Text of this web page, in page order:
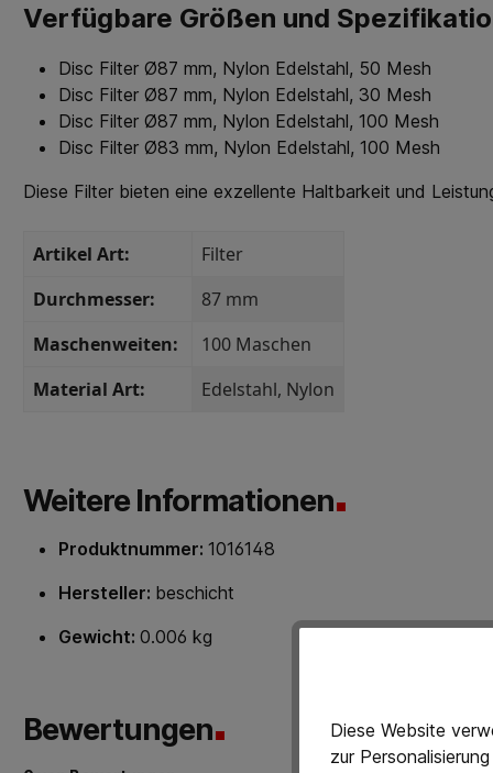
Verfügbare Größen und
Disc Filter Ø87 mm, Nylon Edelstahl, 50 Mesh
Disc Filter Ø87 mm, Nylon Edelstahl, 30 Mesh
Disc Filter Ø87 mm, Nylon Edelstahl, 100 Mesh
Disc Filter Ø83 mm, Nylon Edelstahl, 100 Mesh
Diese Filter bieten eine exzellente Haltbarkeit und
Artikel Art:
Filter
Durchmesser:
87 mm
Maschenweiten:
100 Maschen
Material Art:
Edelstahl, Nylon
Weitere Informationen
Produktnummer: 1016148
Hersteller: beschicht
Gewicht: 0.006 kg
Bewertungen
Diese Website
zur